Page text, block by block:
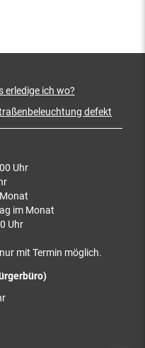
Uhr
im Monat
Uhr
mit Termin möglich.
erledige ich wo?
defekt